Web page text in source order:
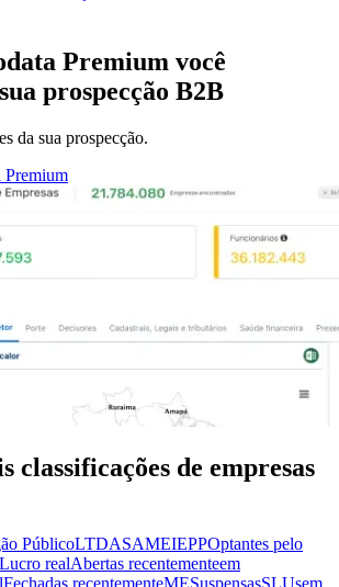
Premium você
prospecção B2B
da sua prospecção.
Premium
classificações de empresas
PúblicoLTDASAMEIEPPOptantes pelo
Lucro realAbertas recentementeem
Fechadas recentementeMESuspensasSLUsem